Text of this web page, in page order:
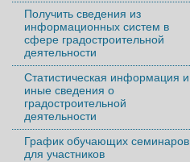
Получить сведения из
информационных систем в
сфере градостроительной
деятельности
Статистическая информация и
иные сведения о
градостроительной
деятельности
График обучающих семинаров
для участников